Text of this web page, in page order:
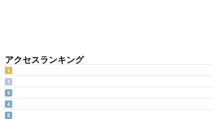
アクセスランキング
1
2
3
4
5